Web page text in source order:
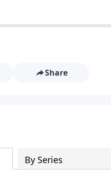
Share
By Series